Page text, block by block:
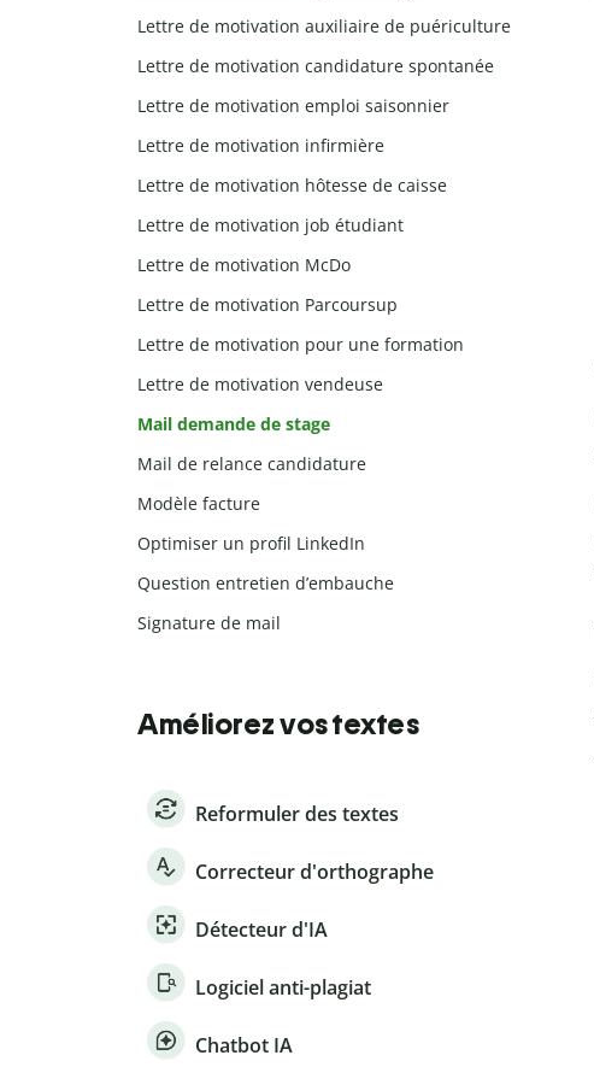
Lettre de motivation auxiliaire de puériculture
Lettre de motivation candidature spontanée
Lettre de motivation emploi saisonnier
Lettre de motivation infirmière
Lettre de motivation hôtesse de caisse
Lettre de motivation job étudiant
Lettre de motivation McDo
Lettre de motivation Parcoursup
Lettre de motivation pour une formation
Lettre de motivation vendeuse
Mail demande de stage
Mail de relance candidature
Modèle facture
Optimiser un profil LinkedIn
Question entretien d’embauche
Signature de mail
Améliorez vos textes
Reformuler des textes
Correcteur d'orthographe
Détecteur d'IA
Logiciel anti-plagiat
Chatbot IA